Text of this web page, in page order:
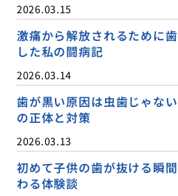
2026.03.15
激痛から解放されるために
した私の闘病記
2026.03.14
歯が黒い原因は虫歯じゃな
の正体と対策
2026.03.13
初めて子供の歯が抜ける瞬
わる体験談